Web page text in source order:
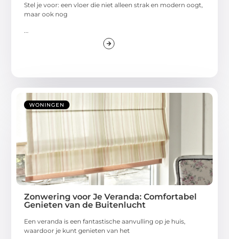
Stel je voor: een vloer die niet alleen strak en modern oogt,
maar ook nog
...
WONINGEN
Zonwering voor Je Veranda: Comfortabel
Genieten van de Buitenlucht
Een veranda is een fantastische aanvulling op je huis,
waardoor je kunt genieten van het